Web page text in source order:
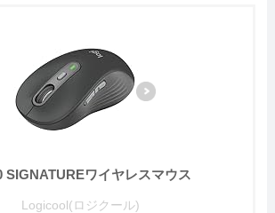
SIGNATUREワイヤレスマウス
Logicool(ロジクール)